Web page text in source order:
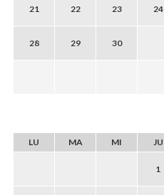
21 22 23 24
28 29 30
LU MA MI JU
1